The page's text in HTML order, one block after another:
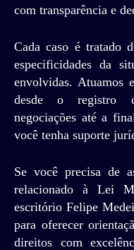
com transparência e
Cada caso é tratado
especificidades da
envolvidas. Atuamos
desde o registro
negociações até a
você tenha suporte
Se você precisa de
relacionado à Lei
escritório Felipe
para oferecer
direitos com